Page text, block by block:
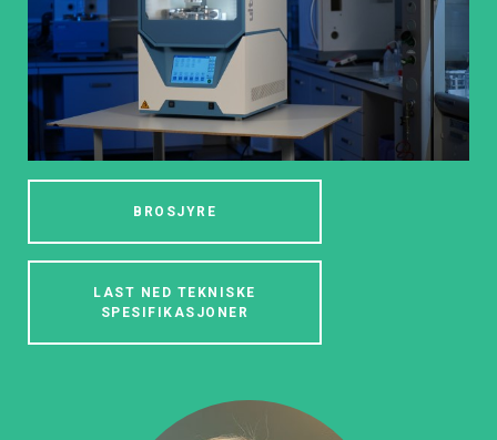
BROSJYRE
LAST NED TEKNISKE
SPESIFIKASJONER